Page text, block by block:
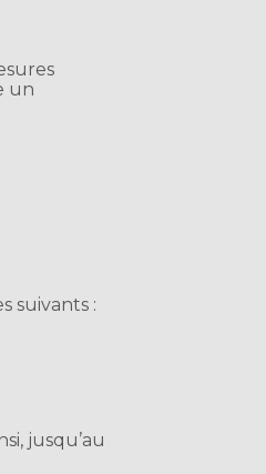
un
suivants :
jusqu’au